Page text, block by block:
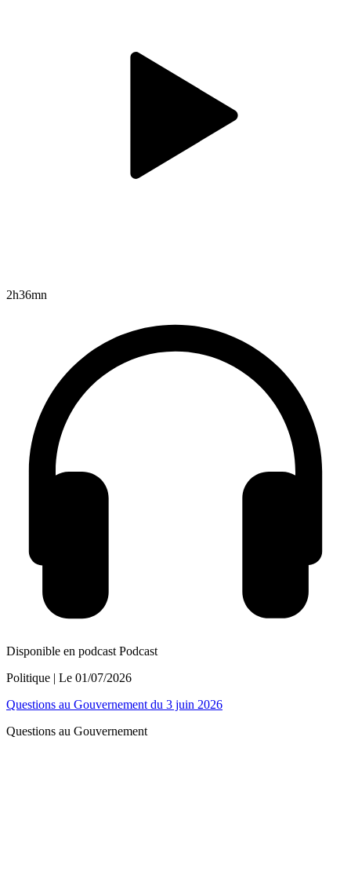
2h36mn
Disponible en podcast Podcast
Politique | Le 01/07/2026
Questions au Gouvernement du 3 juin 2026
Questions au Gouvernement